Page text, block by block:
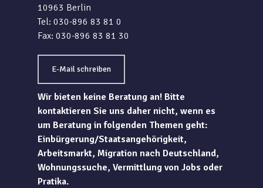
10963 Berlin
Tel: 030-896 83 81 0
Fax: 030-896 83 81 30
E-Mail schreiben
Wir bieten keine Beratung an! Bitte
kontaktieren Sie uns daher nicht, wenn es
um Beratung in folgenden Themen geht:
Einbürgerung/Staatsangehörigkeit,
Arbeitsmarkt, Migration nach Deutschland,
Wohnungssuche, Vermittlung von Jobs oder
Pratika.